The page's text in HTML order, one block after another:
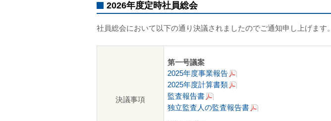
2026年度定時社員総会
社員総会において以下の通り決議されましたのでご通知申し上げます。
決議事項
第一号議案
2025年度事業報告
2025年度計算書類
監査報告書
独立監査人の監査報告書